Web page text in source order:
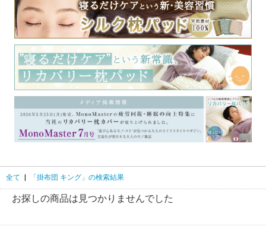
全て 「掛布団 キング」の検索結果
お探しの商品は見つかりませんでした